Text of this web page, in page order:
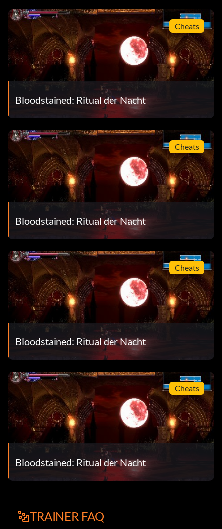
Cheats
Bloodstained: Ritual der Nacht
Cheats
Bloodstained: Ritual der Nacht
Cheats
Bloodstained: Ritual der Nacht
Cheats
Bloodstained: Ritual der Nacht
TRAINER FAQ